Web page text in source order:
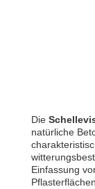
Die
natürliche
Einfassung
Pflasterflächen.